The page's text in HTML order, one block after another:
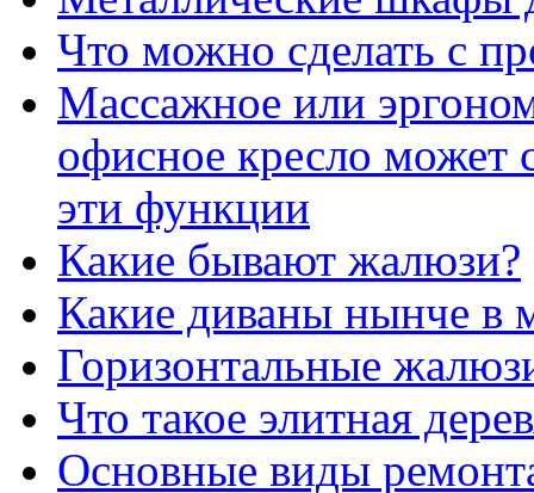
Что можно сделать с
Массажное или
офисное кресло может
эти функции
Какие бывают жалюзи?
Какие диваны нынче в
Горизонтальные
Что такое элитная
Основные виды